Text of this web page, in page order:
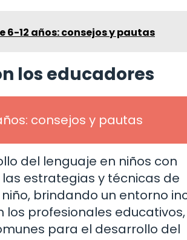
6-12 años: consejos y pautas
los educadores
consejos y pautas
del lenguaje en niños con
estrategias y técnicas de
brindando un entorno
profesionales educativos,
para el desarrollo del